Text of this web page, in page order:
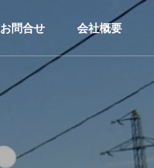
お問合せ 会社概要